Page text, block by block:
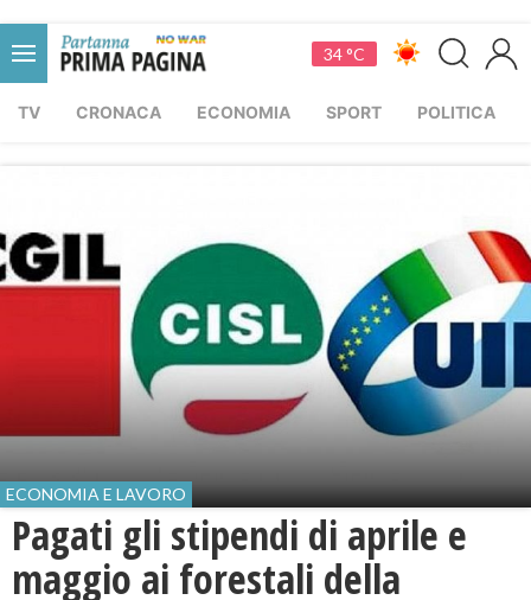
34 °C
TV CRONACA ECONOMIA SPORT POLITICA
ECONOMIA E LAVORO
Pagati gli stipendi di aprile e
maggio ai forestali della